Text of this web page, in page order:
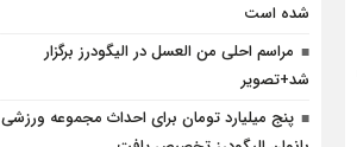
شده است
مراسم احلی من العسل در الیگودرز برگزار
شد+تصویر
پنج میلیارد تومان برای احداث مجموعه ورزشی